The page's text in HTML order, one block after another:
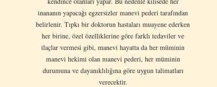
inananın yapacağı egzersizler manevi pederi tarafından
belirlenir. Tıpkı bir doktorun hastaları muayene ederken
her birine, özel özelliklerine göre farklı tedaviler ve
ilaçlar vermesi gibi, manevi hayatta da her müminin
manevi hekimi olan manevi pederi, her müminin
durumuna ve dayanıklılığına göre uygun talimatları
verecektir.